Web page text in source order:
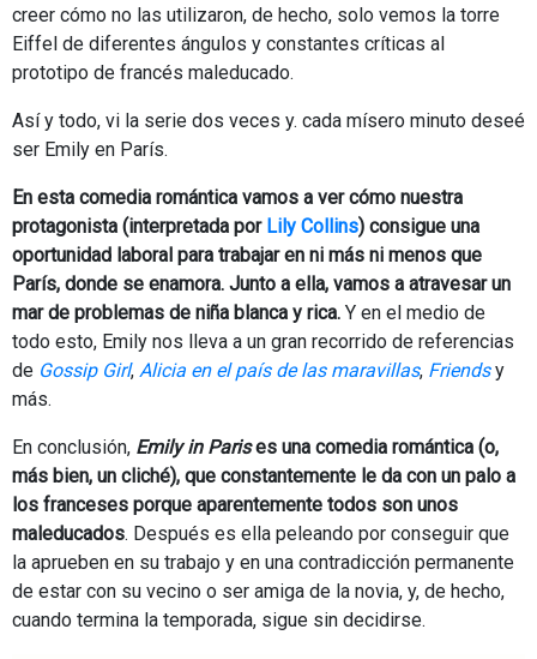
creer cómo no las utilizaron, de hecho, solo vemos la torre
Eiffel de diferentes ángulos y constantes críticas al
prototipo de francés maleducado.
Así y todo, vi la serie dos veces y. cada mísero minuto deseé
ser Emily en París.
En esta comedia romántica vamos a ver cómo nuestra
protagonista (interpretada por Lily Collins) consigue una
oportunidad laboral para trabajar en ni más ni menos que
París, donde se enamora. Junto a ella, vamos a atravesar un
mar de problemas de niña blanca y rica. Y en el medio de
todo esto, Emily nos lleva a un gran recorrido de referencias
de Gossip Girl, Alicia en el país de las maravillas, Friendsy
más.
En conclusión, Emily in Parises una comedia romántica (o,
más bien, un cliché), que constantemente le da con un palo a
los franceses porque aparentemente todos son unos
maleducados. Después es ella peleando por conseguir que
la aprueben en su trabajo y en una contradicción permanente
de estar con su vecino o ser amiga de la novia, y, de hecho,
cuando termina la temporada, sigue sin decidirse.